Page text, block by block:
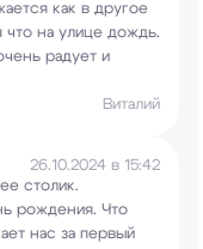
как в другое
что на улице дождь.
радует и
Виталий
26.10.2024 в 15:42
столик.
рождения. Что
нас за первый